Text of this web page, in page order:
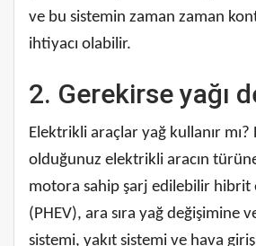
ve bu sistemin zaman zaman
ihtiyacı olabilir.
2. Gerekirse yağı
Elektrikli araçlar yağ kullanır mı?
olduğunuz elektrikli aracın türüne
motora sahip şarj edilebilir hibrit
(PHEV), ara sıra yağ değişimine
sistemi, yakıt sistemi ve hava